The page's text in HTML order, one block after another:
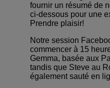
fournir un résumé de
ci-dessous pour une
Prendre plaisir!
Notre session
commencer à 15
Gemma, basée aux
tandis que Steve au
également sauté en